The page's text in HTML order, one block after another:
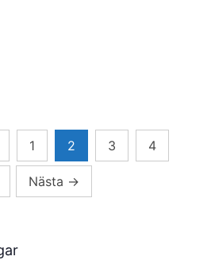
1 2 3 4
Nästa →